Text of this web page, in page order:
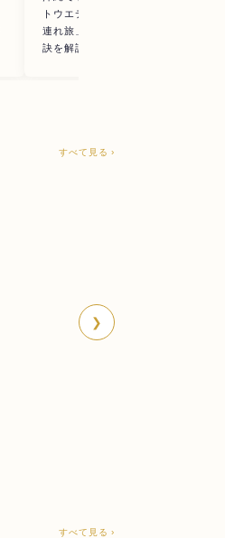
トウエディング。人気の理由と「子
連れ旅」を思い切り楽しむための秘
訣を解説
すべて見る ›
❯
すべて見る ›